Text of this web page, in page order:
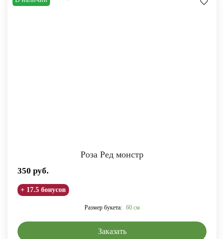
Роза Ред монстр
350 руб.
+ 17.5 бонусов
Размер букета: 60 см
Заказать